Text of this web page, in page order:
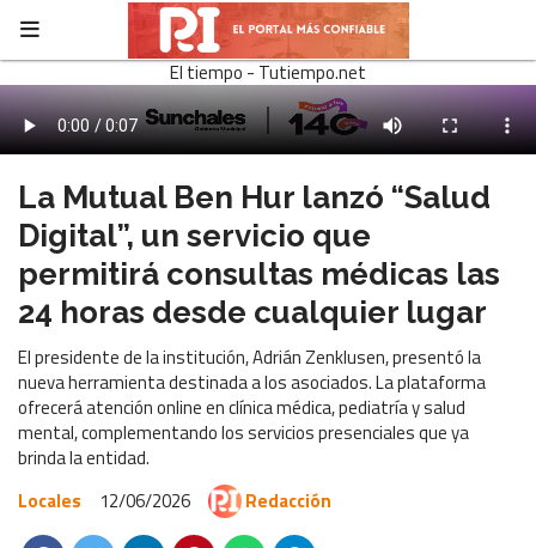
El tiempo - Tutiempo.net
La Mutual Ben Hur lanzó “Salud
Digital”, un servicio que
permitirá consultas médicas las
24 horas desde cualquier lugar
El presidente de la institución, Adrián Zenklusen, presentó la
nueva herramienta destinada a los asociados. La plataforma
ofrecerá atención online en clínica médica, pediatría y salud
mental, complementando los servicios presenciales que ya
brinda la entidad.
Locales
12/06/2026 Redacción